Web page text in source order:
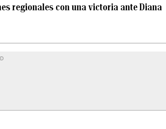
regionales con una victoria ante Diana